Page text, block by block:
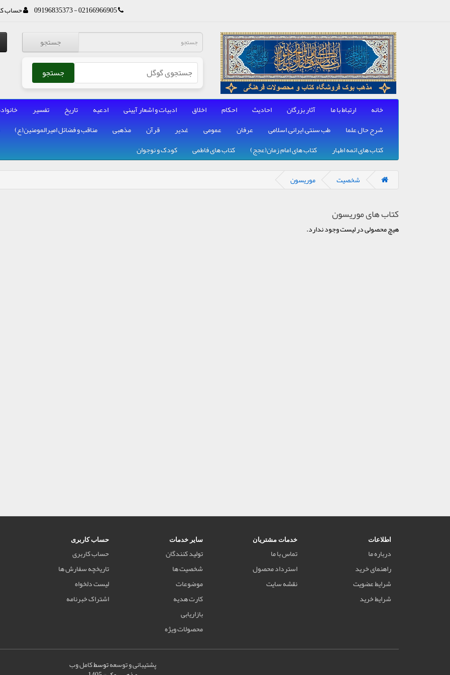
02166966905 - 09196835373 حساب
جستجو
جستجو
خانه ارتباط با ما آثار بزرگان احادیث احکام اخلاق ادبیات و اشعار آیینی ادعیه تاریخ تفسیر
شرح حال علما
طب سنتی, ایرانی, اسلامی عرفان عمومی غدیر قرآن مذهبی مناقب و فضائل امیرالمومنین(ع)
کتاب های ائمه اطهار
کتاب های امام زمان(عجج) کتاب های فاطمی کودک و نوجوان
شخصیت موریسون
کتاب های موریسون
هیچ محصولی در لیست وجود ندارد.
اطلاعات
درباره ما
راهنمای خرید
شرایط عضویت
شرایط خرید
خدمات مشتریان
تماس با ما
استرداد محصول
نقشه سایت
سایر خدمات
تولید کنندگان
شخصیت ها
موضوعات
کارت هدیه
بازاریابی
محصولات ویژه
حساب کاربری
حساب کاربری
تاریخچه سفارش ها
لیست دلخواه
اشتراک خبرنامه
پشتیبانی و توسعهتوسطکامل وب